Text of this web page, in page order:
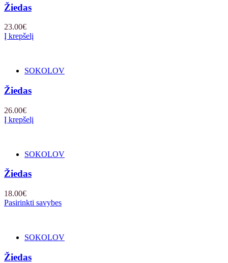
Žiedas
23.00€
Į krepšelį
SOKOLOV
Žiedas
26.00€
Į krepšelį
SOKOLOV
Žiedas
18.00€
Pasirinkti savybes
SOKOLOV
Žiedas